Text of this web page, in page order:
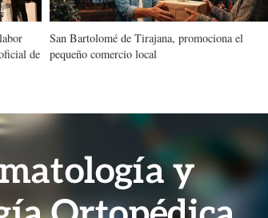
de
San Bartolomé de Tirajana, promociona el
pequeño comercio local